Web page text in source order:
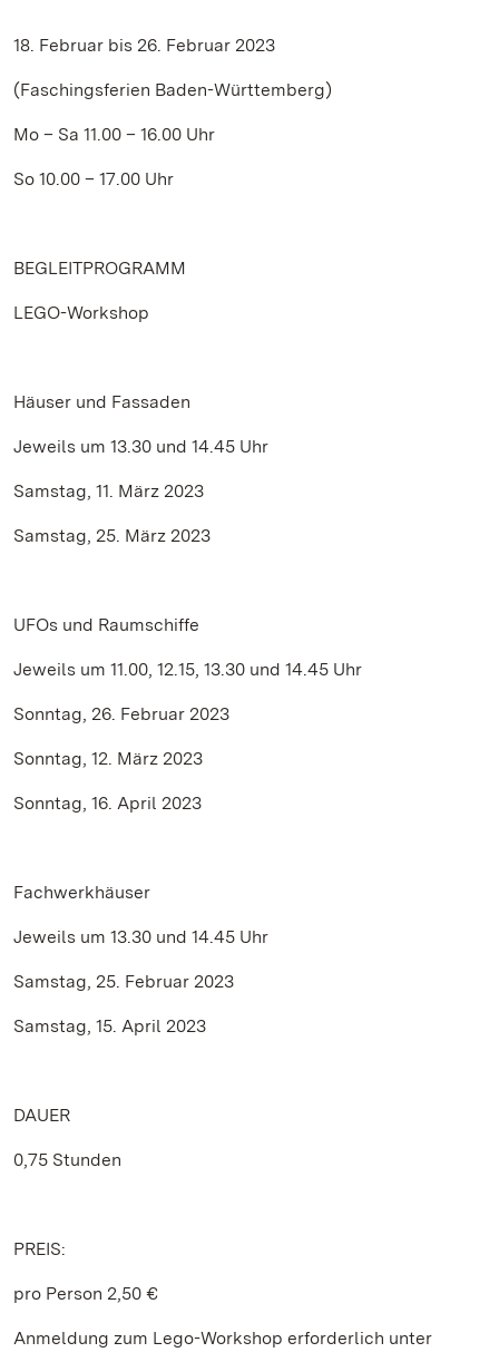
18. Februar bis 26. Februar 2023
(Faschingsferien Baden-Württemberg)
Mo – Sa 11.00 – 16.00 Uhr
So 10.00 – 17.00 Uhr
BEGLEITPROGRAMM
LEGO-Workshop
Häuser und Fassaden
Jeweils um 13.30 und 14.45 Uhr
Samstag, 11. März 2023
Samstag, 25. März 2023
UFOs und Raumschiffe
Jeweils um 11.00, 12.15, 13.30 und 14.45 Uhr
Sonntag, 26. Februar 2023
Sonntag, 12. März 2023
Sonntag, 16. April 2023
Fachwerkhäuser
Jeweils um 13.30 und 14.45 Uhr
Samstag, 25. Februar 2023
Samstag, 15. April 2023
DAUER
0,75 Stunden
PREIS:
pro Person 2,50 €
Anmeldung zum Lego-Workshop erforderlich unter